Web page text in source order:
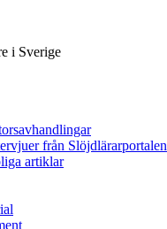
i Sverige
från Slöjdlärarportalen
artiklar